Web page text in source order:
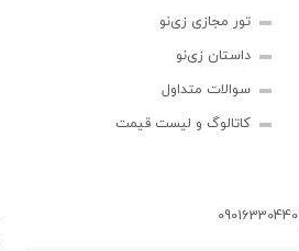
تور مجازی زی‌نو
داستان زی‌نو
سوالات متداول
کاتالوگ و لیست قیمت
09016330440